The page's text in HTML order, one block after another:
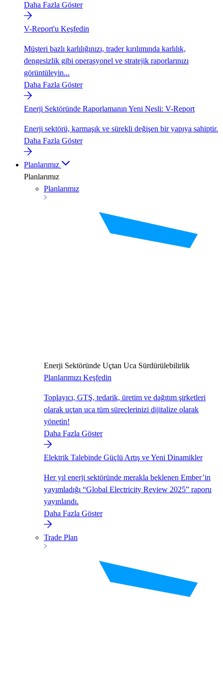
Daha Fazla Göster
V-Report'u Keşfedin
Müşteri bazlı karlılığınızı, trader kırılımında karlılık,
dengesizlik gibi operasyonel ve stratejik raporlarınızı
görüntüleyin...
Daha Fazla Göster
Enerji Sektöründe Raporlamanın Yeni Nesli: V-Report
Enerji sektörü, karmaşık ve sürekli değişen bir yapıya sahiptir.
Daha Fazla Göster
Planlarımız
Planlarımız
Planlarımız
Enerji Sektöründe Uçtan Uca Sürdürülebilirlik
Planlarımızı Keşfedin
Toplayıcı, GTŞ, tedarik, üretim ve dağıtım şirketleri
olarak uçtan uca tüm süreçlerinizi dijitalize olarak
yönetin!
Daha Fazla Göster
Elektrik Talebinde Güçlü Artış ve Yeni Dinamikler
Her yıl enerji sektöründe merakla beklenen Ember’in
yayımladığı “Global Electricity Review 2025” raporu
yayınlandı.
Daha Fazla Göster
Trade Plan